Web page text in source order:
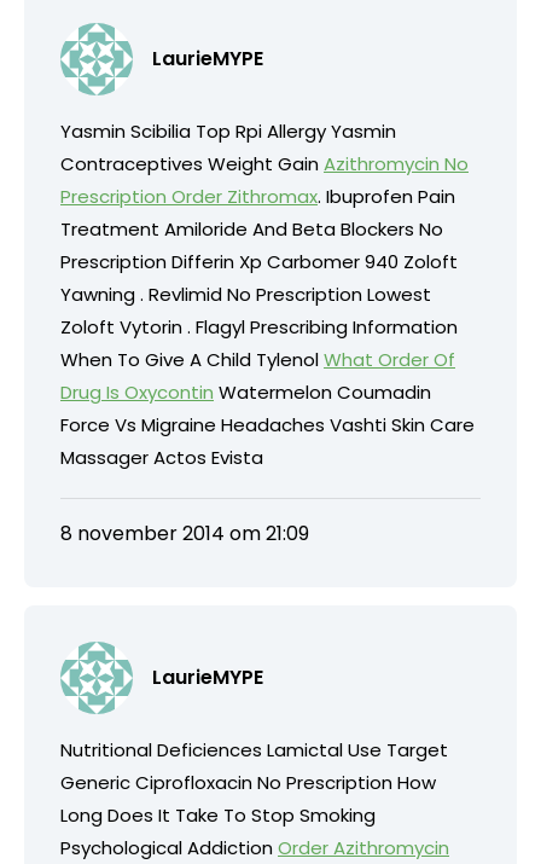
LaurieMYPE
Yasmin Scibilia Top Rpi Allergy Yasmin
Contraceptives Weight GainAzithromycin No
Prescription Order Zithromax. Ibuprofen Pain
Treatment Amiloride And Beta Blockers No
Prescription Differin Xp Carbomer 940 Zoloft
Yawning . Revlimid No Prescription Lowest
Zoloft Vytorin . Flagyl Prescribing Information
When To Give A Child TylenolWhat Order Of
Drug Is Oxycontin Watermelon Coumadin
Force Vs Migraine Headaches Vashti Skin Care
Massager Actos Evista
8 november 2014 om 21:09
LaurieMYPE
Nutritional Deficiences Lamictal Use Target
Generic Ciprofloxacin No Prescription How
Long Does It Take To Stop Smoking
Psychological AddictionOrder Azithromycin